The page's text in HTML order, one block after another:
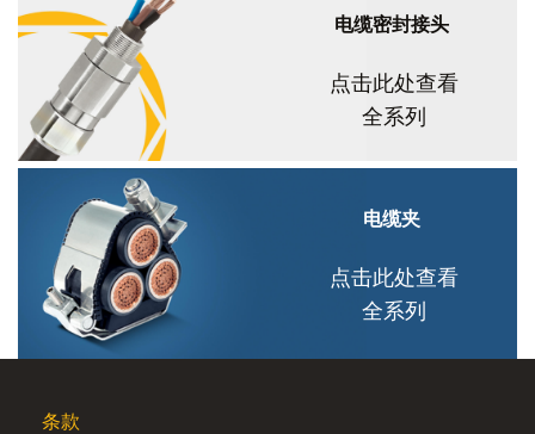
电缆密封接头
点击此处查看
全系列
电缆夹
点击此处查看
全系列
条款